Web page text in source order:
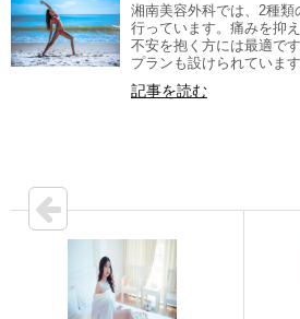
湘南美容外科では、2種
行っています。痛みを抑
不安を抱く方には最適で
プランも設けられています
記事を読む